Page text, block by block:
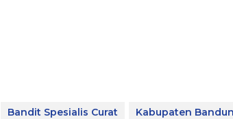
Bandit Spesialis Curat Kabupaten